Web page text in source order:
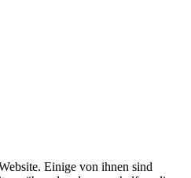
Einige von ihnen sind